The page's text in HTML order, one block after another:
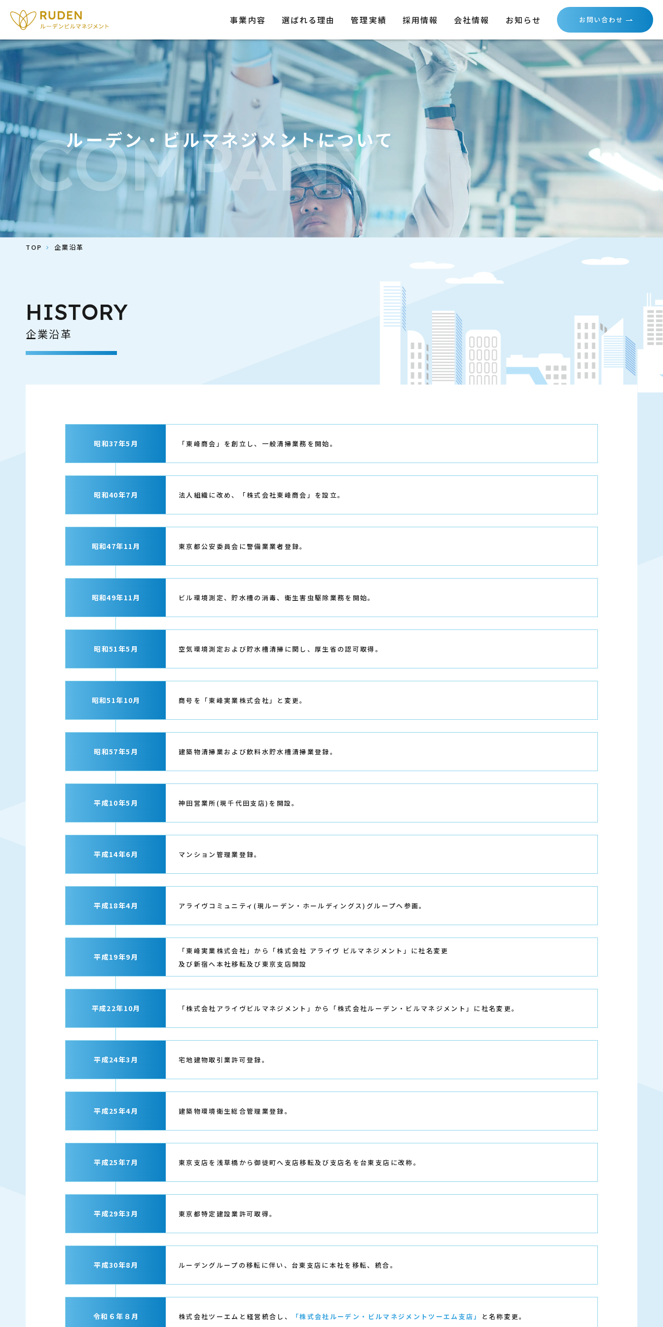
事業内容 選ばれる理由 管理実績 採用情報 会社情報 お知らせ お問い合わせ
ルーデン・ビルマネジメントについて
COMPANY
TOP 企業沿革
HISTORY
企業沿革
昭和37年5月 「東峰商会」を創立し、一般清掃業務を開始。
昭和40年7月 法人組織に改め、「株式会社東峰商会」を設立。
昭和47年11月 東京都公安委員会に警備業業者登録。
昭和49年11月 ビル環境測定、貯水槽の消毒、衛生害虫駆除業務を開始。
昭和51年5月 空気環境測定および貯水槽清掃に関し、厚生省の認可取得。
昭和51年10月 商号を「東峰実業株式会社」と変更。
昭和57年5月 建築物清掃業および飲料水貯水槽清掃業登録。
平成10年5月 神田営業所(現千代田支店)を開設。
平成14年6月 マンション管理業登録。
平成18年4月 アライヴコミュニティ(現ルーデン・ホールディングス)グループへ参画。
平成19年9月
「東峰実業株式会社」から「株式会社 アライヴ ビルマネジメント」に社名変更
及び新宿へ本社移転及び東京支店開設
平成22年10月 「株式会社アライヴビルマネジメント」から「株式会社ルーデン・ビルマネジメント」に社名変更。
平成24年3月 宅地建物取引業許可登録。
平成25年4月 建築物環境衛生総合管理業登録。
平成25年7月 東京支店を浅草橋から御徒町へ支店移転及び支店名を台東支店に改称。
平成29年3月 東京都特定建設業許可取得。
平成30年8月 ルーデングループの移転に伴い、台東支店に本社を移転、統合。
令和６年８月 株式会社ツーエムと経営統合し、 「株式会社ルーデン・ビルマネジメントツーエム支店」 と名称変更。